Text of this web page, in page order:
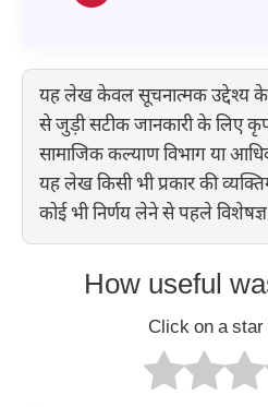
यह लेख केवल सूचनात्मक उद्देश्य के
से जुड़ी सटीक जानकारी के लिए
सामाजिक कल्याण विभाग या
यह लेख किसी भी प्रकार की
कोई भी निर्णय लेने से पहले
How useful
Click on a